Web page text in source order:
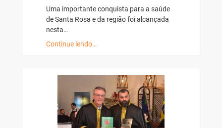
Uma importante conquista para a saúde
de Santa Rosa e da região foi alcançada
nesta…
Continue lendo…